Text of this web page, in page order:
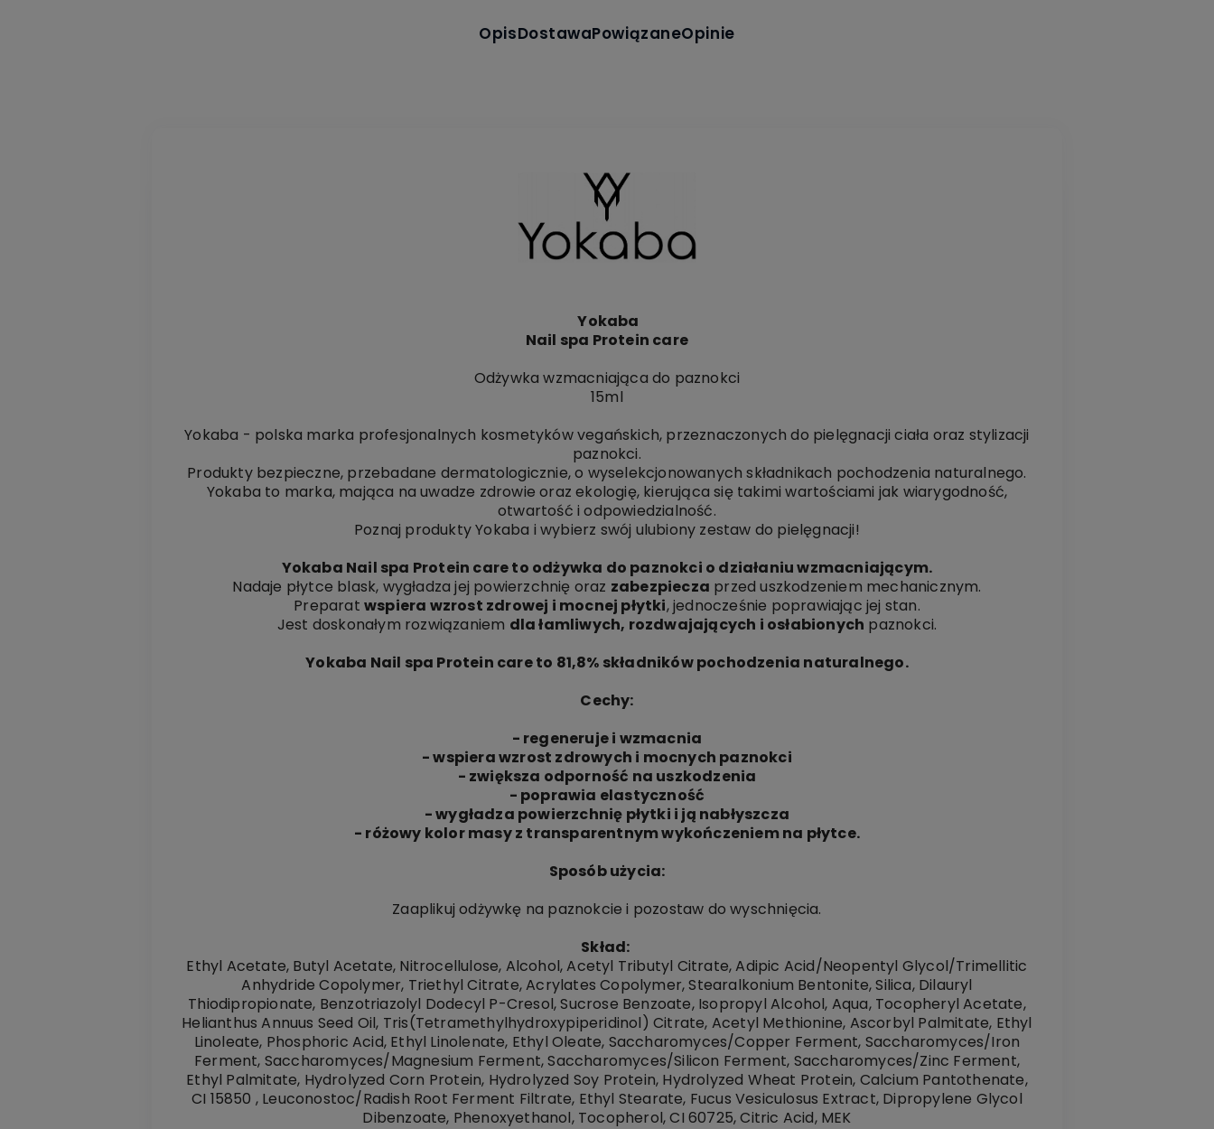
OpisDostawaPowiązaneOpinie
Yokaba
Nail spa Protein care
Odżywka wzmacniająca do paznokci
15ml
Yokaba - polska marka profesjonalnych kosmetyków vegańskich, przeznaczonych do pielęgnacji ciała oraz stylizacji
paznokci.
Produkty bezpieczne, przebadane dermatologicznie, o wyselekcjonowanych składnikach pochodzenia naturalnego.
Yokaba to marka, mająca na uwadze zdrowie oraz ekologię, kierująca się takimi wartościami jak wiarygodność,
otwartość i odpowiedzialność.
Poznaj produkty Yokaba i wybierz swój ulubiony zestaw do pielęgnacji!
Yokaba Nail spa Protein care to odżywka do paznokci o działaniu wzmacniającym.
Nadaje płytce blask, wygładza jej powierzchnię oraz zabezpiecza przed uszkodzeniem mechanicznym.
Preparat wspiera wzrost zdrowej i mocnej płytki, jednocześnie poprawiając jej stan.
Jest doskonałym rozwiązaniem dla łamliwych, rozdwajających i osłabionych paznokci.
Yokaba Nail spa Protein care to 81,8% składników pochodzenia naturalnego.
Cechy:
- regeneruje i wzmacnia
- wspiera wzrost zdrowych i mocnych paznokci
- zwiększa odporność na uszkodzenia
- poprawia elastyczność
- wygładza powierzchnię płytki i ją nabłyszcza
- różowy kolor masy z transparentnym wykończeniem na płytce.
Sposób użycia:
Zaaplikuj odżywkę na paznokcie i pozostaw do wyschnięcia.
Skład:
Ethyl Acetate, Butyl Acetate, Nitrocellulose, Alcohol, Acetyl Tributyl Citrate, Adipic Acid/Neopentyl Glycol/Trimellitic
Anhydride Copolymer, Triethyl Citrate, Acrylates Copolymer, Stearalkonium Bentonite, Silica, Dilauryl
Thiodipropionate, Benzotriazolyl Dodecyl P-Cresol, Sucrose Benzoate, Isopropyl Alcohol, Aqua, Tocopheryl Acetate,
Helianthus Annuus Seed Oil, Tris(Tetramethylhydroxypiperidinol) Citrate, Acetyl Methionine, Ascorbyl Palmitate, Ethyl
Linoleate, Phosphoric Acid, Ethyl Linolenate, Ethyl Oleate, Saccharomyces/Copper Ferment, Saccharomyces/Iron
Ferment, Saccharomyces/Magnesium Ferment, Saccharomyces/Silicon Ferment, Saccharomyces/Zinc Ferment,
Ethyl Palmitate, Hydrolyzed Corn Protein, Hydrolyzed Soy Protein, Hydrolyzed Wheat Protein, Calcium Pantothenate,
CI 15850 , Leuconostoc/Radish Root Ferment Filtrate, Ethyl Stearate, Fucus Vesiculosus Extract, Dipropylene Glycol
Dibenzoate, Phenoxyethanol, Tocopherol, CI 60725, Citric Acid, MEK